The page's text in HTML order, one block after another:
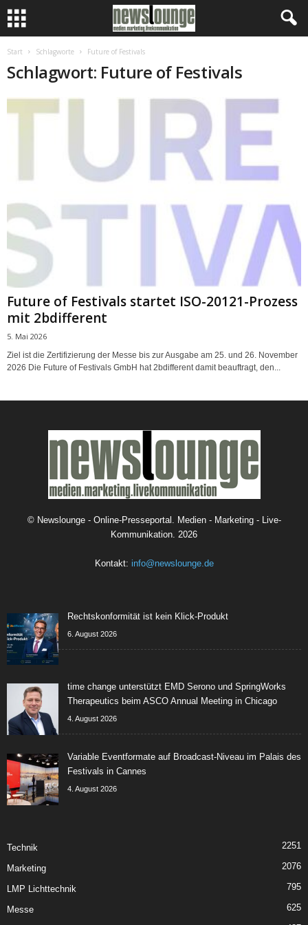
Start Schlagworte Future of Festivals
Schlagwort: Future of Festivals
Future of Festivals startet ISO-20121-Prozess
mit 2bdifferent
5. Mai 2026
Ziel ist die Zertifizierung der Messe bis zur Ausgabe am 25. und 26. November
2026 Die Future of Festivals GmbH hat 2bdifferent damit beauftragt, den...
© Newslounge - Online-Presseportal. Medien - Marketing - Live-
Kommunikation. 2026
Kontakt: info@newslounge.de
Rechtskonformität ist kein Klick-Produkt
6. August 2026
time change unterstützt EMD Serono und SpringWorks
Therapeutics beim ASCO Annual Meeting in Chicago
4. August 2026
Variable Eventformate auf Broadcast-Niveau im Palais des
Festivals in Cannes
4. August 2026
Technik 2251
Marketing 2076
LMP Lichttechnik 795
Messe 625